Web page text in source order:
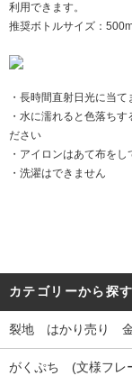
利用できます。
推奨ボトルサイズ：
・長時間直射日光に当
・水に濡れると色落ち
ださい
・アイロンはあて布を
・洗濯はできません
カテゴリーから探す
裂地 はかり売り
がくぷち (文様フレ